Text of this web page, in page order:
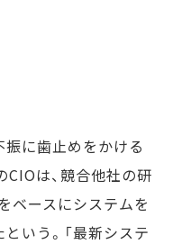
に歯止めをかける
CIOは、競合他社の研
ベースにシステムを
いう。「最新システ